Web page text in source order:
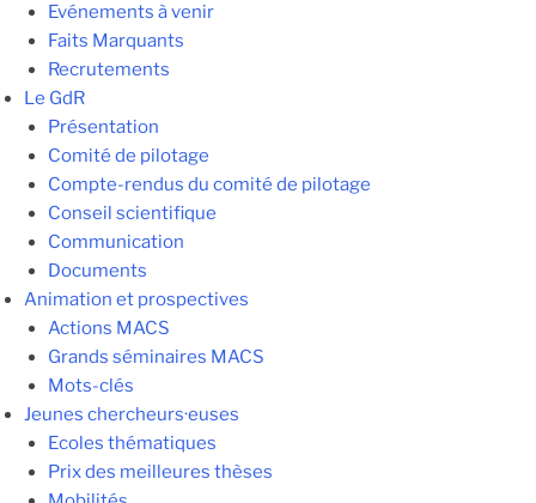
Evénements à venir
Faits Marquants
Recrutements
Le GdR
Présentation
Comité de pilotage
Compte-rendus du comité de pilotage
Conseil scientifique
Communication
Documents
Animation et prospectives
Actions MACS
Grands séminaires MACS
Mots-clés
Jeunes chercheurs·euses
Ecoles thématiques
Prix des meilleures thèses